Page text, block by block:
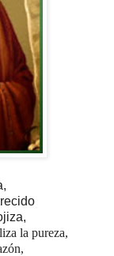
la pureza,